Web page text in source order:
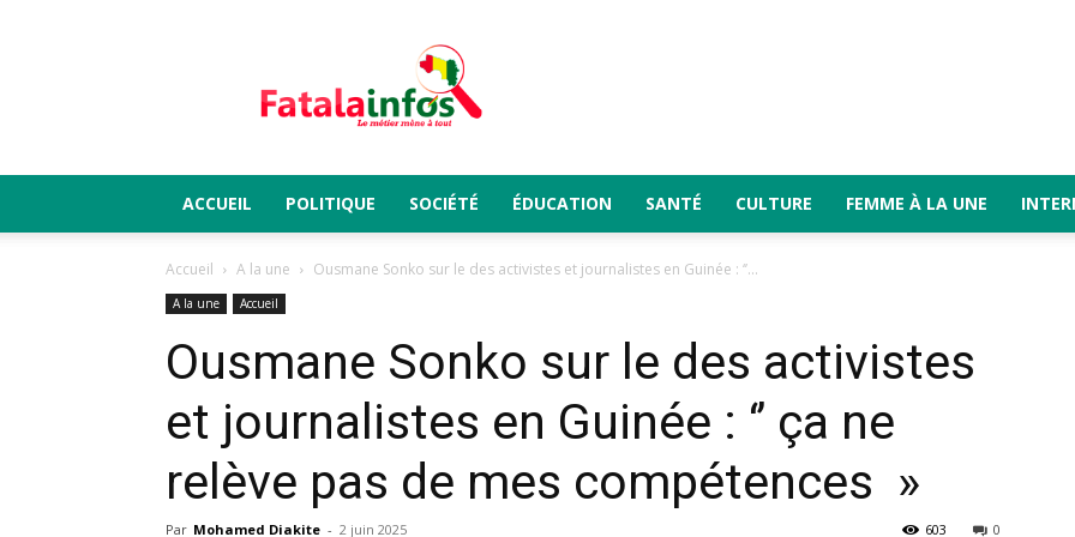
Fatalainfos
ACCUEIL POLITIQUE SOCIÉTÉ ÉDUCATION SANTÉ CULTURE FEMME À LA UNE
Accueil A la une Ousmane Sonko sur le des activistes et journalistes en Guinée : ‘’...
A la une Accueil
Ousmane Sonko sur le des activistes
et journalistes en Guinée : ‘’ ça ne
relève pas de mes compétences »
Par Mohamed Diakite - 2 juin 2025 0
603